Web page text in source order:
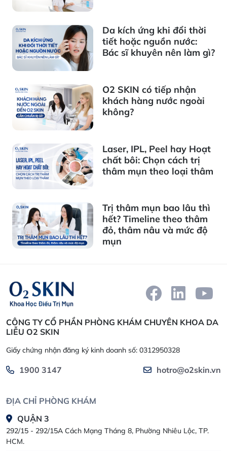
Da kích ứng khi đổi thời
tiết hoặc nguồn nước:
Bác sĩ khuyên nên làm gì?
O2 SKIN có tiếp nhận
khách hàng nước ngoài
không?
Laser, IPL, Peel hay Hoạt
chất bôi: Chọn cách trị
thâm mụn theo loại thâm
Trị thâm mụn bao lâu thì
hết? Timeline theo thâm
đỏ, thâm nâu và mức độ
mụn
CÔNG TY CỔ PHẦN PHÒNG KHÁM CHUYÊN KHOA DA
LIỄU O2 SKIN
Giấy chứng nhận đăng ký kinh doanh số: 0312950328
1900 3147 hotro@o2skin.vn
ĐỊA CHỈ PHÒNG KHÁM
QUẬN 3
292/15 - 292/15A Cách Mạng Tháng 8, Phường Nhiêu Lộc, TP.
HCM.